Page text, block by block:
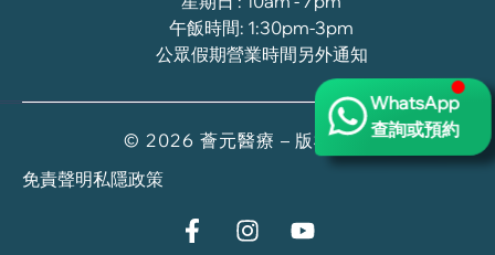
WhatsApp
查詢或預約
午飯時間: 1:30pm-3pm
公眾假期營業時間另外通知
© 2026 薈元醫療 – 版權所有
免責聲明私隱政策